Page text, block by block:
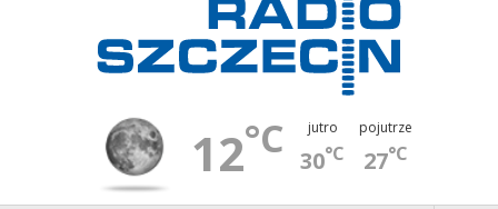
12°C jutro
30°C
pojutrze
27°C